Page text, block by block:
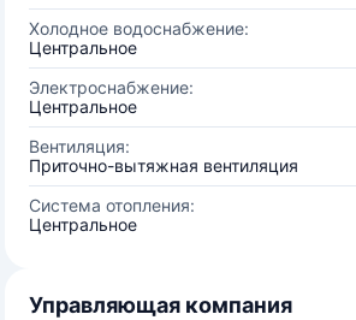
Холодное водоснабжение:
Центральное
Электроснабжение:
Центральное
Вентиляция:
Приточно-вытяжная вентиляция
Система отопления:
Центральное
Управляющая компания